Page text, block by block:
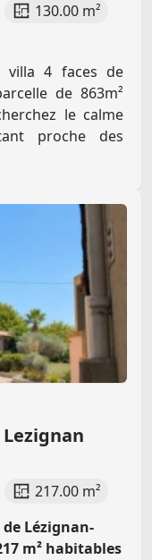
130.00 m²
villa 4 faces de
de 863m²
le calme
proche des
Lezignan
217.00 m²
Lézignan-
m² habitables